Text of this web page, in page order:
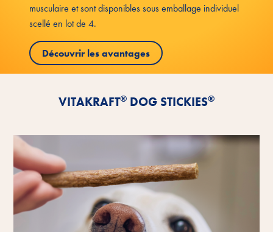
musculaire et sont disponibles sous emballage individuel
scellé en lot de 4.
Découvrir les avantages
VITAKRAFT® DOG STICKIES®